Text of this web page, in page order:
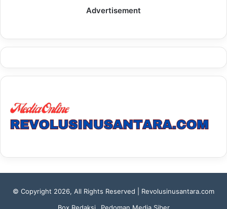
Advertisement
© Copyright 2026, All Rights Reserved | Revolusinusantara.com
Box Redaksi
Pedoman Media Siber